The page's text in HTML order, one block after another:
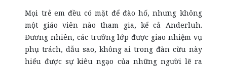
Mọi trẻ em đều có mặt để đào hố, nhưng không
một giáo viên nào tham gia, kể cả Anderluh.
Đương nhiên, các trưởng lớp được giao nhiệm vụ
phụ trách, dẫu sao, không ai trong đàn cừu này
hiểu được sự kiêu ngạo của những người lẽ ra